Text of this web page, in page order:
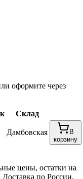
оформите через
Склад
Дамбовская
В
корзину
цены, остатки на
по России,